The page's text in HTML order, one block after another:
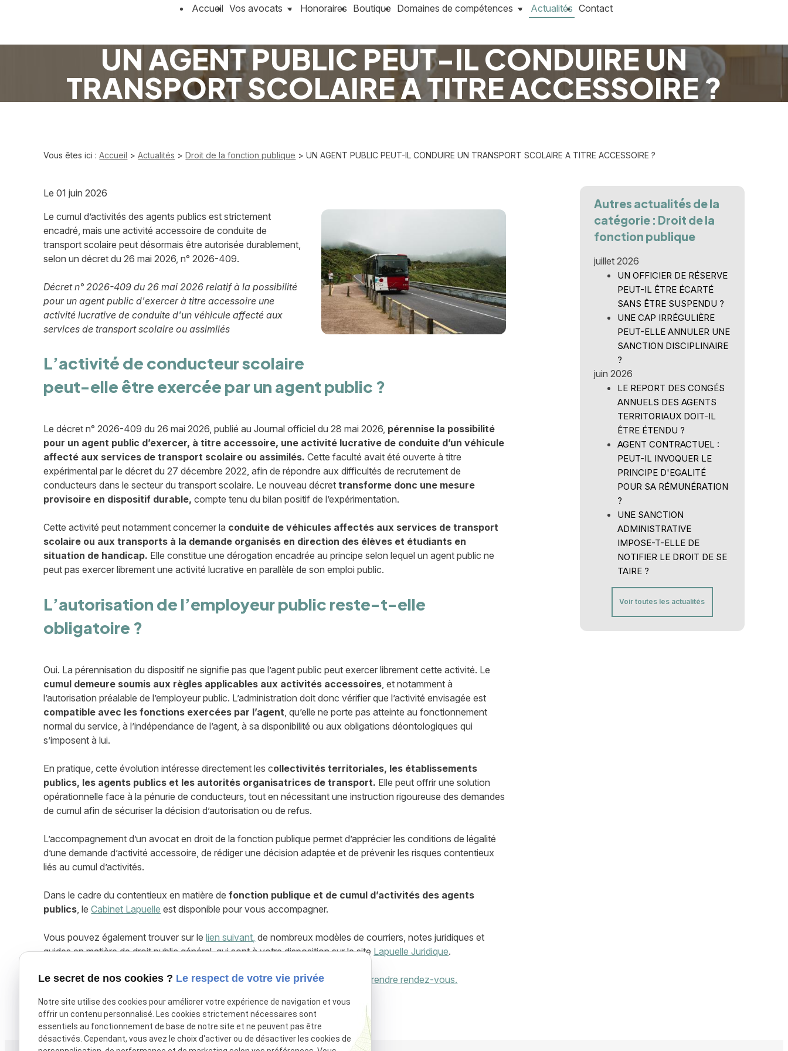
Accueil Vos avocats Honoraires Boutique Domaines de compétences Actualités Contact
UN AGENT PUBLIC PEUT-IL CONDUIRE UN
TRANSPORT SCOLAIRE A TITRE ACCESSOIRE ?
Vous êtes ici : Accueil >Actualités >Droit de la fonction publique > UN AGENT PUBLIC PEUT-IL CONDUIRE UN TRANSPORT SCOLAIRE A TITRE ACCESSOIRE ?
Le01 juin 2026
Le cumul d’activités des agents publics est strictement
encadré, mais une activité accessoire de conduite de
transport scolaire peut désormais être autorisée durablement,
selon un décret du 26 mai 2026, n° 2026-409.
Décret n° 2026-409 du 26 mai 2026 relatif à la possibilité
pour un agent public d'exercer à titre accessoire une
activité lucrative de conduite d'un véhicule affecté aux
services de transport scolaire ou assimilés
L’activité de conducteur scolaire
peut-elle être exercée par un agent public ?
Le décret n° 2026-409 du 26 mai 2026, publié au Journal officiel du 28 mai 2026, pérennise la possibilité
pour un agent public d’exercer, à titre accessoire, une activité lucrative de conduite d’un véhicule
affecté aux services de transport scolaire ou assimilés.Cette faculté avait été ouverte à titre
expérimental par le décret du 27 décembre 2022, afin de répondre aux difficultés de recrutement de
conducteurs dans le secteur du transport scolaire. Le nouveau décrettransforme donc une mesure
provisoire en dispositif durable, compte tenu du bilan positif de l’expérimentation.
Cette activité peut notamment concerner la conduite de véhicules affectés aux services de transport
scolaire ou aux transports à la demande organisés en direction des élèves et étudiants en
situation de handicap. Elle constitue une dérogation encadrée au principe selon lequel un agent public ne
peut pas exercer librement une activité lucrative en parallèle de son emploi public.
L’autorisation de l’employeur public reste-t-elle
obligatoire ?
Oui. La pérennisation du dispositif ne signifie pas que l’agent public peut exercer librement cette activité. Le
cumul demeure soumis aux règles applicables aux activités accessoires , et notamment à
l’autorisation préalable de l’employeur public. L’administration doit donc vérifier que l’activité envisagée est
compatible avec les fonctions exercées par l’agent , qu’elle ne porte pas atteinte au fonctionnement
normal du service, à l’indépendance de l’agent, à sa disponibilité ou aux obligations déontologiques qui
s’imposent à lui.
En pratique, cette évolution intéresse directement les collectivités territoriales, les établissements
publics, les agents publics et les autorités organisatrices de transport. Elle peut offrir une solution
opérationnelle face à la pénurie de conducteurs, tout en nécessitant une instruction rigoureuse des demandes
de cumul afin de sécuriser la décision d’autorisation ou de refus.
L’accompagnement d’un avocat en droit de la fonction publique permet d’apprécier les conditions de légalité
d’une demande d’activité accessoire, de rédiger une décision adaptée et de prévenir les risques contentieux
liés au cumul d’activités.
Dans le cadre du contentieux en matière de fonction publique et de cumul d’activités des agents
publics , leCabinet Lapuelle est disponible pour vous accompagner.
Vous pouvez également trouver sur lelien suivant, de nombreux modèles de courriers, notes juridiques et
guides en matière de droit public général, qui sont à votre disposition sur le site Lapuelle Juridique.
Pour toute autre question, vous pouvezcontacter votre cabinetjuridique ou prendre rendez-vous.
X (formerly Twitter) est désactivé. Autoriser Facebook est désactivé. Autoriser
Autres actualités de la
catégorie : Droit de la
fonction publique
juillet 2026
UN OFFICIER DE RÉSERVE
PEUT-IL ÊTRE ÉCARTÉ
SANS ÊTRE SUSPENDU ?
UNE CAP IRRÉGULIÈRE
PEUT-ELLE ANNULER UNE
SANCTION DISCIPLINAIRE
?
juin 2026
LE REPORT DES CONGÉS
ANNUELS DES AGENTS
TERRITORIAUX DOIT-IL
ÊTRE ÉTENDU ?
AGENT CONTRACTUEL :
PEUT-IL INVOQUER LE
PRINCIPE D'EGALITÉ
POUR SA RÉMUNÉRATION
?
UNE SANCTION
ADMINISTRATIVE
IMPOSE-T-ELLE DE
NOTIFIER LE DROIT DE SE
TAIRE ?
Voir toutes les actualités
Le secret de nos cookies ? Le respect de votre vie privée
Notre site utilise des cookies pour améliorer votre expérience de navigation et vous
offrir un contenu personnalisé. Les cookies strictement nécessaires sont
essentiels au fonctionnement de base de notre site et ne peuvent pas être
désactivés. Cependant, vous avez le choix d'activer ou de désactiver les cookies de